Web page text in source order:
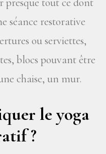
presque tout ce dont
séance restorative
ou serviettes,
blocs pouvant être
chaise, un mur.
le yoga
?